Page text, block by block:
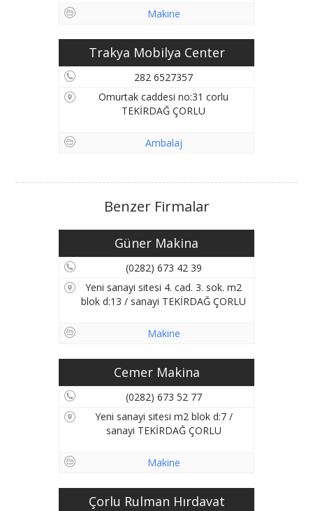
Makine
Trakya Mobilya Center
282 6527357
Omurtak caddesi no:31 corlu
TEKİRDAĞ ÇORLU
Ambalaj
Benzer Firmalar
Güner Makina
(0282) 673 42 39
Yeni sanayi sitesi 4. cad. 3. sok. m2
blok d:13 / sanayi TEKİRDAĞ ÇORLU
Makine
Cemer Makina
(0282) 673 52 77
Yeni sanayi sitesi m2 blok d:7 /
sanayi TEKİRDAĞ ÇORLU
Makine
Çorlu Rulman Hırdavat